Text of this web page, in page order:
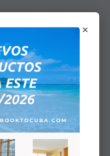
HAV-Hotels Zum
×